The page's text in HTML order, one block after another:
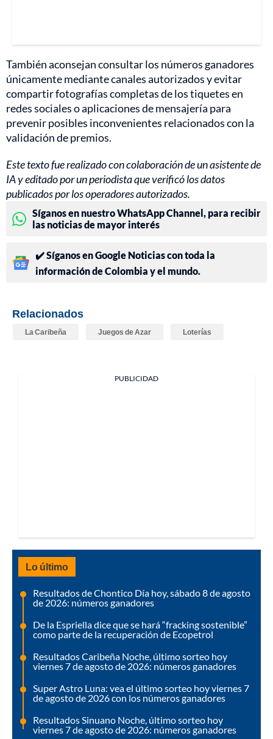
También aconsejan consultar los números ganadores
únicamente mediante canales autorizados y evitar
compartir fotografías completas de los tiquetes en
redes sociales o aplicaciones de mensajería para
prevenir posibles inconvenientes relacionados con la
validación de premios.
Este texto fue realizado con colaboración de un asistente de
IA y editado por un periodista que verificó los datos
publicados por los operadores autorizados.
Síganos en nuestro WhatsApp Channel, para recibir
las noticias de mayor interés
✔️ Síganos en Google Noticias con toda la
información de Colombia y el mundo.
Relacionados
La Caribeña Juegos de Azar Loterías
PUBLICIDAD
Lo último
Resultados de Chontico Día hoy, sábado 8 de agosto
de 2026: números ganadores
De la Espriella dice que se hará “fracking sostenible”
como parte de la recuperación de Ecopetrol
Resultados Caribeña Noche, último sorteo hoy
viernes 7 de agosto de 2026: números ganadores
Super Astro Luna: vea el último sorteo hoy viernes 7
de agosto de 2026 con los números ganadores
Resultados Sinuano Noche, último sorteo hoy
viernes 7 de agosto de 2026: números ganadores